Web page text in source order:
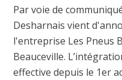
Par voie de
Desharnais vient
l'entreprise Les Pneus
Beauceville.
effective depuis le 1er